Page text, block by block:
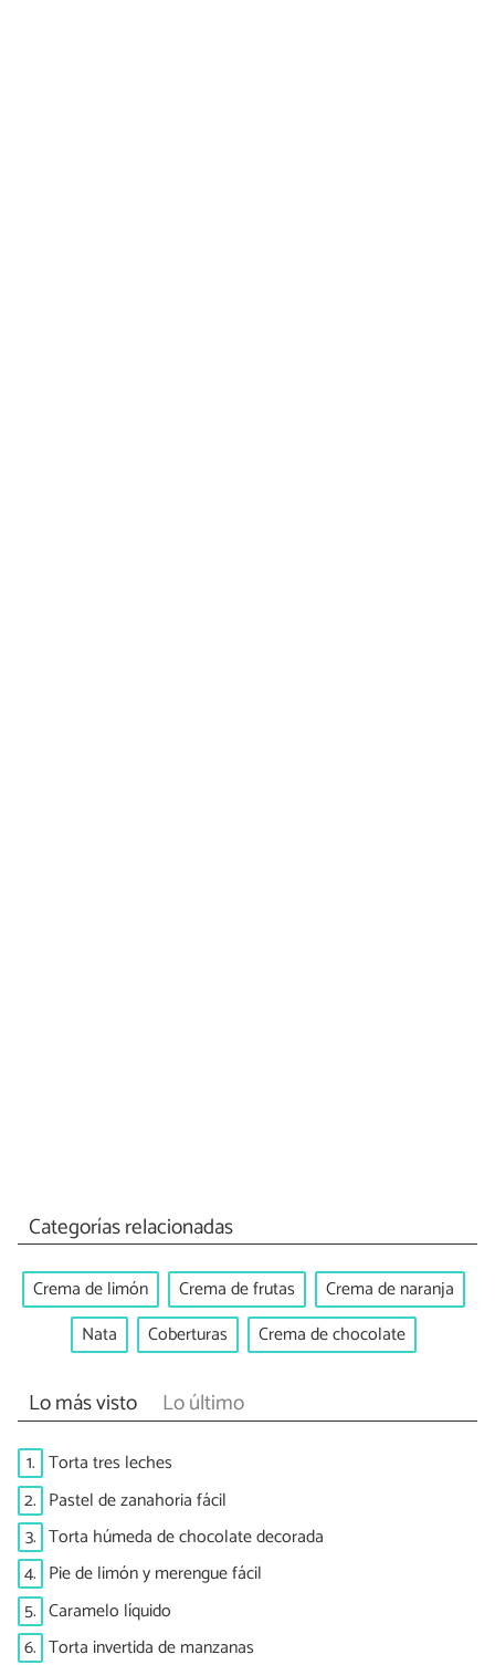
Categorías relacionadas
Crema de limón Crema de frutas
Crema de naranja
Nata
Coberturas Crema de chocolate
Lo más visto Lo último
1. Torta tres leches
2. Pastel de zanahoria fácil
3. Torta húmeda de chocolate decorada
4. Pie de limón y merengue fácil
5. Caramelo líquido
6. Torta invertida de manzanas